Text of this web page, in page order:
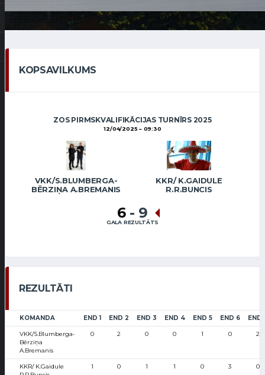
KOPSAVILKUMS
ZOS PIRMSKVALIFIKĀCIJAS TURNĪRS 2025
12/04/2025 09:30
VKK/S.BLUMBERGA-
BĒRZIŅA A.BREMANIS
KKR/ K.GAIDULE
R.R.BUNCIS
6 - 9
GALA REZULTĀTS
REZULTĀTI
KOMANDA END 1 END 2 END 3 END 4 END 5 END 6 END
VKK/S.Blumberga-
Bērziņa
A.Bremanis
0 2 0 0 1 0 2
KKR/ K.Gaidule
1 0 1 1 0 3 0